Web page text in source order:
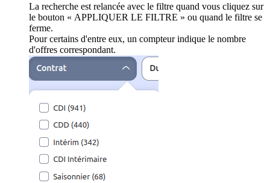
La recherche est relancée avec le filtre quand vous cliquez sur
le bouton « APPLIQUER LE FILTRE » ou quand le filtre se
ferme.
Pour certains d'entre eux, un compteur indique le nombre
d'offres correspondant.